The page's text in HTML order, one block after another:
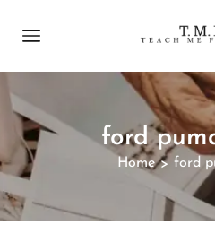
ford
Home > ford